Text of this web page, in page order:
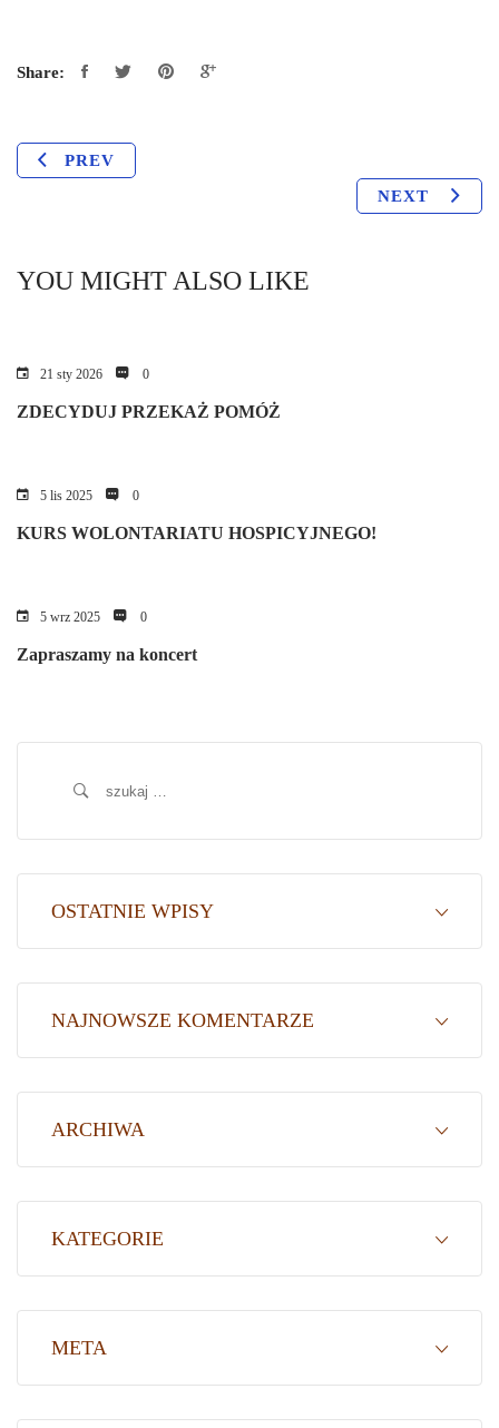
Share:
PREV
NEXT
YOU MIGHT ALSO LIKE
21 sty 2026 0
ZDECYDUJ PRZEKAŻ POMÓŻ
5 lis 2025 0
KURS WOLONTARIATU HOSPICYJNEGO!
5 wrz 2025 0
Zapraszamy na koncert
OSTATNIE WPISY
NAJNOWSZE KOMENTARZE
ARCHIWA
KATEGORIE
META